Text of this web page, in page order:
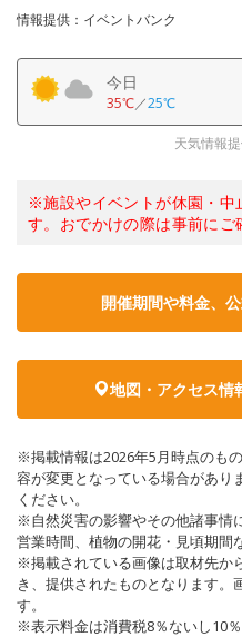
情報提供：イベントバンク
今日
35℃／25℃
天気情報
※施設やイベントが休園・中
す。おでかけの際は事前にご
開催期間や料金、
地図・アクセス情
※掲載情報は2026年5月時点のも
容が変更となっている場合があり
ください。
※自然災害の影響やその他諸事情
営業時間、植物の開花・見頃期間
※掲載されている画像は取材先か
き、提供されたものとなります。
す。
※表示料金は消費税8％ないし10％